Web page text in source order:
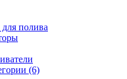
полива
(6)